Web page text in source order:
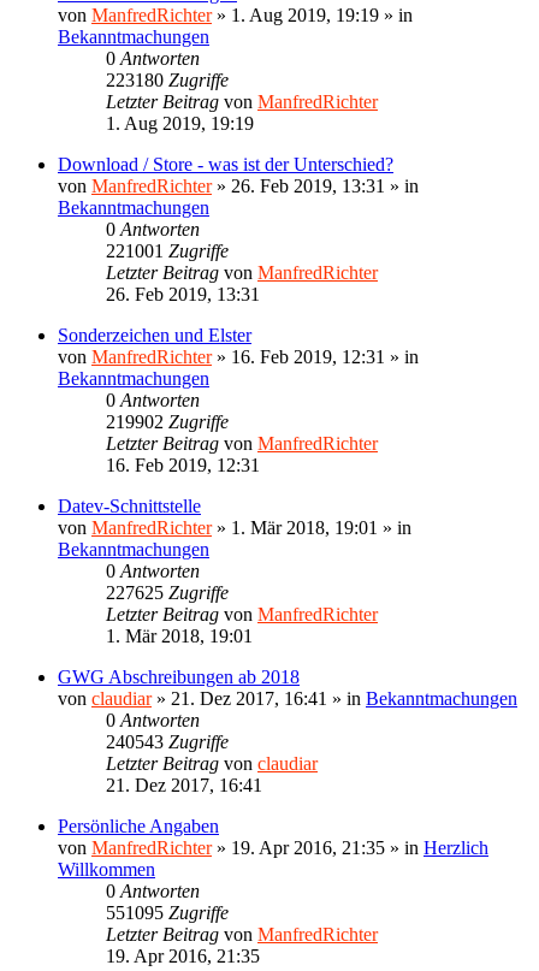
von ManfredRichter» 1. Aug 2019, 19:19 » in
Bekanntmachungen
0 Antworten
223180 Zugriffe
Letzter Beitrag von ManfredRichter
1. Aug 2019, 19:19
Download / Store - was ist der Unterschied?
von ManfredRichter» 26. Feb 2019, 13:31 » in
Bekanntmachungen
0 Antworten
221001 Zugriffe
Letzter Beitrag von ManfredRichter
26. Feb 2019, 13:31
Sonderzeichen und Elster
von ManfredRichter» 16. Feb 2019, 12:31 » in
Bekanntmachungen
0 Antworten
219902 Zugriffe
Letzter Beitrag von ManfredRichter
16. Feb 2019, 12:31
Datev-Schnittstelle
von ManfredRichter» 1. Mär 2018, 19:01 » in
Bekanntmachungen
0 Antworten
227625 Zugriffe
Letzter Beitrag von ManfredRichter
1. Mär 2018, 19:01
GWG Abschreibungen ab 2018
von claudiar» 21. Dez 2017, 16:41 » in Bekanntmachungen
0 Antworten
240543 Zugriffe
Letzter Beitrag von claudiar
21. Dez 2017, 16:41
Persönliche Angaben
von ManfredRichter» 19. Apr 2016, 21:35 » in Herzlich
Willkommen
0 Antworten
551095 Zugriffe
Letzter Beitrag von ManfredRichter
19. Apr 2016, 21:35